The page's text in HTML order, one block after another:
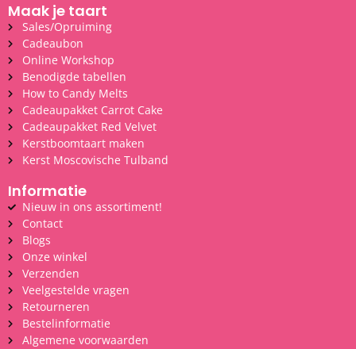
Maak je taart
Sales/Opruiming
Cadeaubon
Online Workshop
Benodigde tabellen
How to Candy Melts
Cadeaupakket Carrot Cake
Cadeaupakket Red Velvet
Kerstboomtaart maken
Kerst Moscovische Tulband
Informatie
Nieuw in ons assortiment!
Contact
Blogs
Onze winkel
Verzenden
Veelgestelde vragen
Retourneren
Bestelinformatie
Algemene voorwaarden